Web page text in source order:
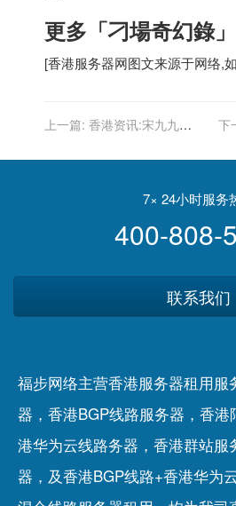
更多「刁場奇幻錄」
[香港服务器网图文来源于网络,
上一篇: 香港资讯:宋九九：
化，企业网站如何seo优
下
7× 24小时服务
400-808-
联系我们
福步网络主营香港服务器租用服
器，香港BGP线路服务器，香
港华为云线路务器，香港群站服
器，及香港BGP线路+香港华为